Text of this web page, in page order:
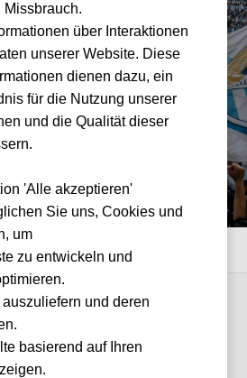
Info FAQ
(1)
Missbrauch.
über Interaktionen
unserer Website. Diese
dienen dazu, ein
für die Nutzung unserer
und die Qualität dieser
'Alle akzeptieren'
Sie uns, Cookies und
um
zu entwickeln und
und deren
basierend auf Ihren